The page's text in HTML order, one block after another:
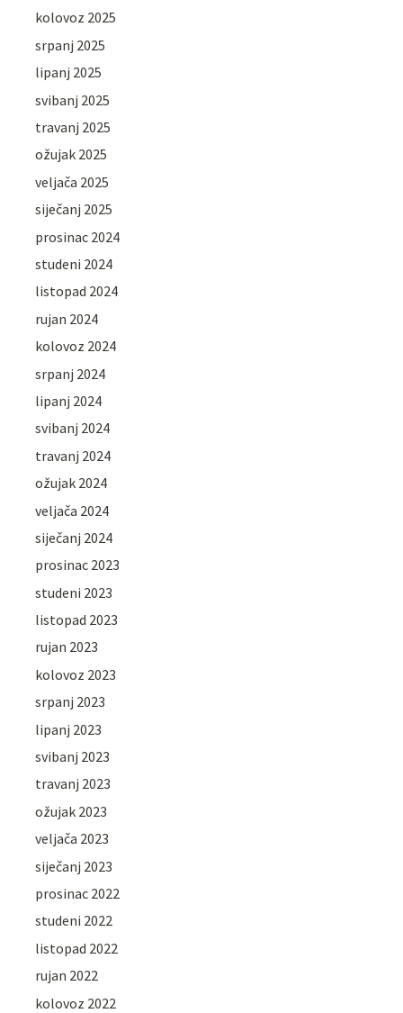
kolovoz 2025
srpanj 2025
lipanj 2025
svibanj 2025
travanj 2025
ožujak 2025
veljača 2025
siječanj 2025
prosinac 2024
studeni 2024
listopad 2024
rujan 2024
kolovoz 2024
srpanj 2024
lipanj 2024
svibanj 2024
travanj 2024
ožujak 2024
veljača 2024
siječanj 2024
prosinac 2023
studeni 2023
listopad 2023
rujan 2023
kolovoz 2023
srpanj 2023
lipanj 2023
svibanj 2023
travanj 2023
ožujak 2023
veljača 2023
siječanj 2023
prosinac 2022
studeni 2022
listopad 2022
rujan 2022
kolovoz 2022